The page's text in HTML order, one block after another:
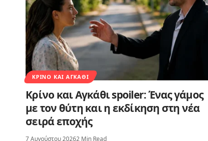
ΚΡΊΝΟ ΚΑΙ ΑΓΚΆΘΙ
Κρίνο και Αγκάθι spoiler: Ένας γάμος
με τον θύτη και η εκδίκηση στη νέα
σειρά εποχής
7 Αυγούστου 20262 Min Read